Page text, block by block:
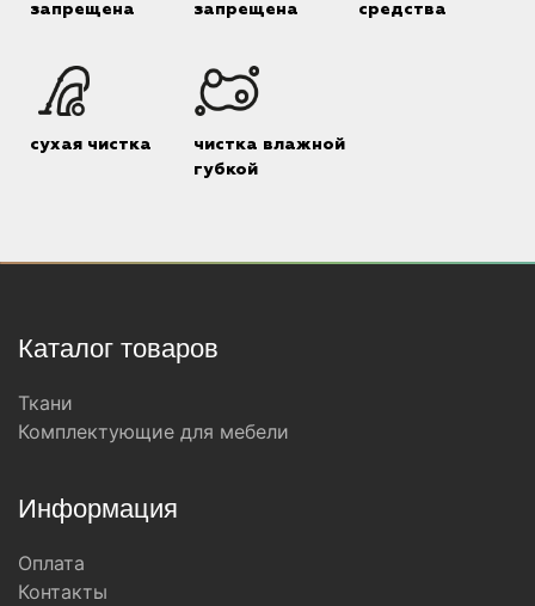
запрещена
запрещена
средства
сухая чистка
чистка влажной
губкой
Каталог товаров
Ткани
Комплектующие для мебели
Информация
Оплата
Контакты